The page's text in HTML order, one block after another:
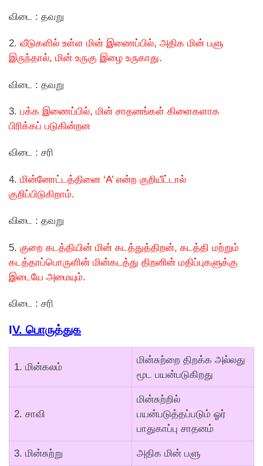
விடை : தவறு
2. வீடுகளில் உள்ள மின் இணைப்பில், அதிக மின் பளு
இருந்தால், மின் உருகு இழை உருகாது.
விடை : தவறு
3. பக்க இணைப்பில், மின் சாதனங்கள் கிளைகளாக
பிரிக்கப் படுகின்றன
விடை : சரி
4. மின்னோட்டத்தினை ‘A’ என்ற குறியீட்டால்
குறிப்பிடுகிறாம்.
விடை : தவறு
5. குறை கடத்தியின் மின் கடத்துத்திறன், கடத்தி மற்றும்
கடத்தாப்பொருளின் மின்கடத்து திறனின் மதிப்புகளுக்கு
இடையே அமையும்.
விடை : சரி
IV. பொருத்துக
1. மின்கலம்
மின்சுற்றை திறக்க அல்லது
மூட பயன்படுகிறது
2. சாவி
மின்சுற்றில்
பயன்படுத்தப்படும் ஓர்
பாதுகாப்பு சாதனம்
3. மின்சுற்று அதிக மின் பளு